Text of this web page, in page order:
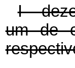
I -
um de